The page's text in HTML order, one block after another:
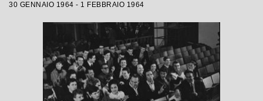
30 GENNAIO 1964 - 1 FEBBRAIO 1964